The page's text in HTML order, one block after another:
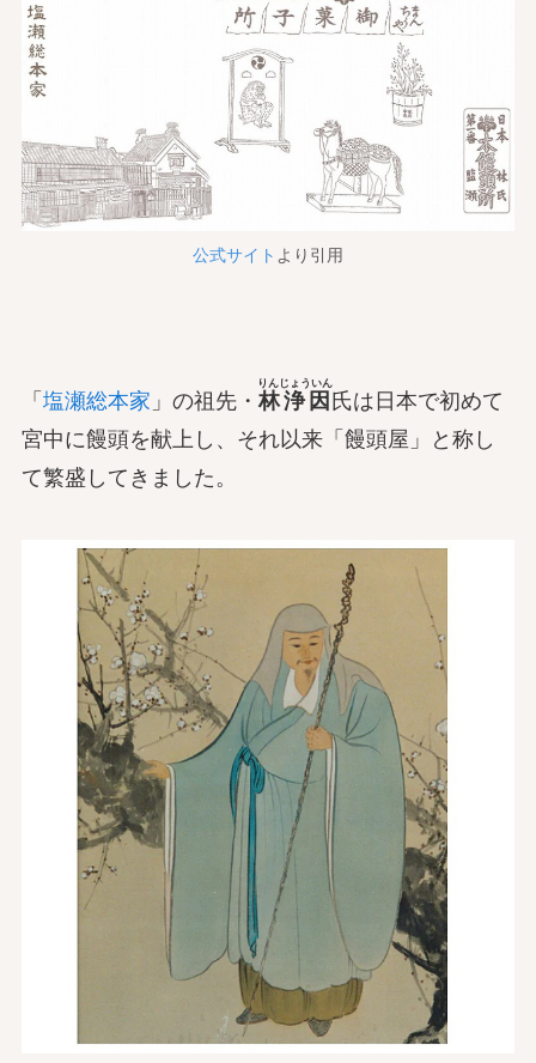
公式サイト より引用
「 塩瀬総本家 」の祖先・林浄因
りんじょういん
氏は日本で初めて
宮中に饅頭を献上し、それ以来「饅頭屋」と称し
て繁盛してきました。